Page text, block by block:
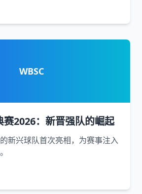
WBSC
赛2026：新晋强队的崛起
新兴球队首次亮相，为赛事注入